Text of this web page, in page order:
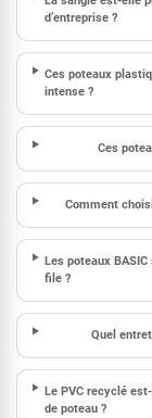
d’entreprise ?
Ces poteaux
intense ?
Ces
Comment
Les poteaux
file ?
Quel
Le PVC recyclé
de poteau ?